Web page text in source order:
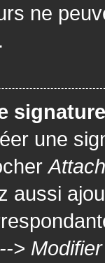
ne
une
aussi
>